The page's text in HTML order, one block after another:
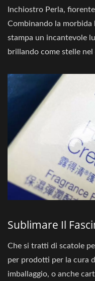
Inchiostro Perla,
Combinando la
stampa un incantevole
brillando come stelle
Sublimare Il
Che si tratti di scatole
per prodotti per la cura
imballaggio, o anche